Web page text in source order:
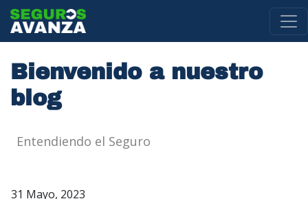
Pasar al contenido principal
Bienvenido a nuestro
blog
Entendiendo el Seguro
31 Mayo, 2023